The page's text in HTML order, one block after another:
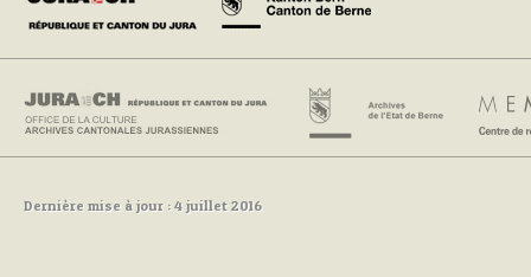
Dernière mise à jour : 4 juillet 2016